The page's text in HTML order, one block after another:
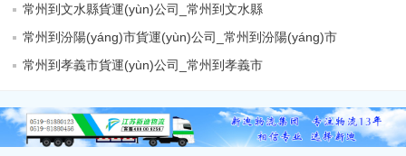
常州到文水縣貨運(yùn)公司_常州到文水縣
常州到汾陽(yáng)市貨運(yùn)公司_常州到汾陽(yáng)市
常州到孝義市貨運(yùn)公司_常州到孝義市